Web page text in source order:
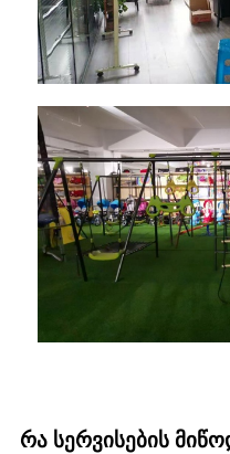
რა სერვისების